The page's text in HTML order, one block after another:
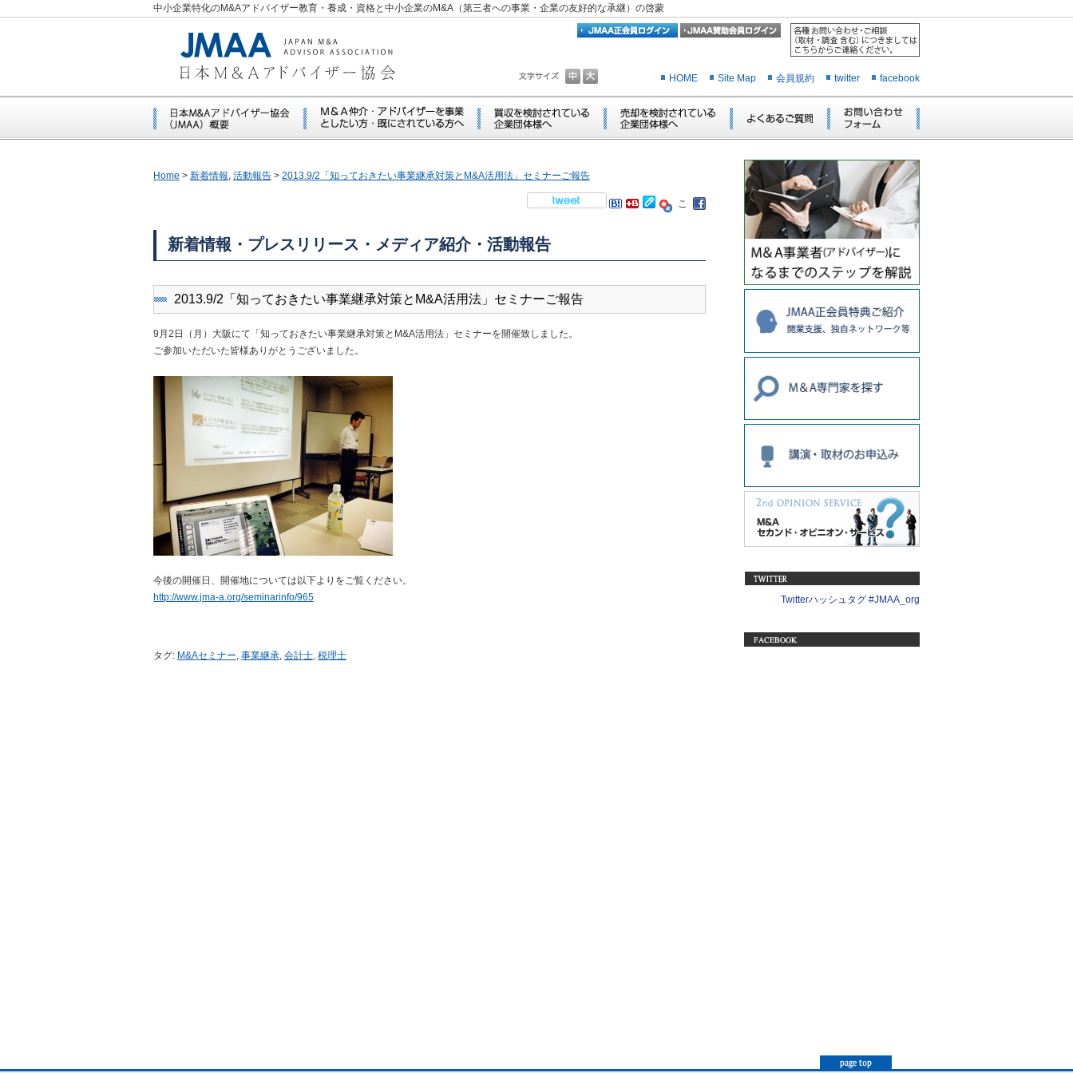
中小企業特化のM&Aアドバイザー教育・養成・資格と中小企業のM&A（第三者への事業・企業の友好的な承継）の啓蒙
HOME Site Map 会員規約 twitter facebook
Home > 新着情報, 活動報告 > 2013.9/2「知っておきたい事業継承対策とM&A活用法」セミナーご報告
新着情報・プレスリリース・メディア紹介・活動報告
2013.9/2「知っておきたい事業継承対策とM&A活用法」セミナーご報告
9月2日（月）大阪にて「知っておきたい事業継承対策とM&A活用法」セミナーを開催致しました。
ご参加いただいた皆様ありがとうございました。
今後の開催日、開催地については以下よりをご覧ください。
http://www.jma-a.org/seminarinfo/965
タグ: M&Aセミナー, 事業継承, 会計士, 税理士
Twitterハッシュタグ #JMAA_org